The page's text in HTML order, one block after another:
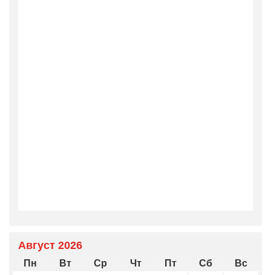
Август 2026
Пн Вт Ср Чт Пт Сб
Вс